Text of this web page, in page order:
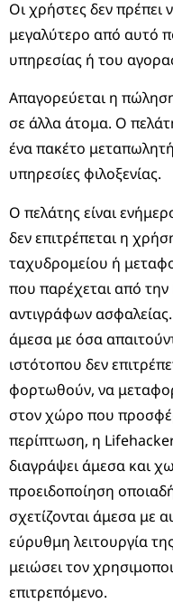
Οι χρήστες δεν πρέπει
μεγαλύτερο από αυτό
υπηρεσίας ή του
Απαγορεύεται η
σε άλλα άτομα. Ο
ένα πακέτο
υπηρεσίες φιλοξενίας.
Ο πελάτης είναι
δεν επιτρέπεται η
ταχυδρομείου ή
που παρέχεται από την
αντιγράφων
άμεσα με όσα
ιστότοπου δεν
φορτωθούν, να
στον χώρο που
περίπτωση, η
διαγράψει άμεσα και
προειδοποίηση
σχετίζονται άμεσα με
εύρυθμη λειτουργία
μειώσει τον
επιτρεπόμενο.